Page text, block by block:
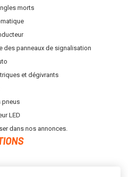
morts
des panneaux de signalisation
et dégivrants
pneus
LED
dans nos annonces.